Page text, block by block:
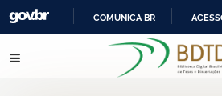
IR
PARA
COMUNICA BR
Pular para o conteúdo